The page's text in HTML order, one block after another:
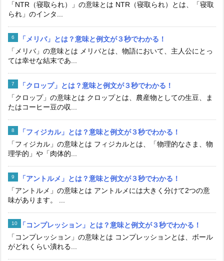
「NTR（寝取られ）」の意味とは NTR（寝取られ）とは、「寝取
られ」のインタ...
「メリバ」とは？意味と例文が３秒でわかる！
「メリバ」の意味とは メリバとは、物語において、主人公にとっ
ては幸せな結末であ...
「クロップ」とは？意味と例文が３秒でわかる！
「クロップ」の意味とは クロップとは、農産物としての生豆、ま
たはコーヒー豆の収...
「フィジカル」とは？意味と例文が３秒でわかる！
「フィジカル」の意味とは フィジカルとは、「物理的なさま、物
理学的」や「肉体的...
「アントルメ」とは？意味と例文が３秒でわかる！
「アントルメ」の意味とは アントルメには大きく分けて2つの意
味があります。 ...
「コンプレッション」とは？意味と例文が３秒でわかる！
「コンプレッション」の意味とは コンプレッションとは、ボール
がどれくらい潰れる...